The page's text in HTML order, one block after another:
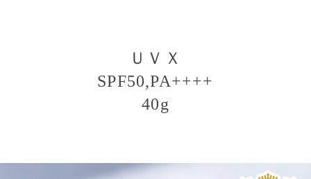
ＵＶＸ
SPF50,PA++++
40g